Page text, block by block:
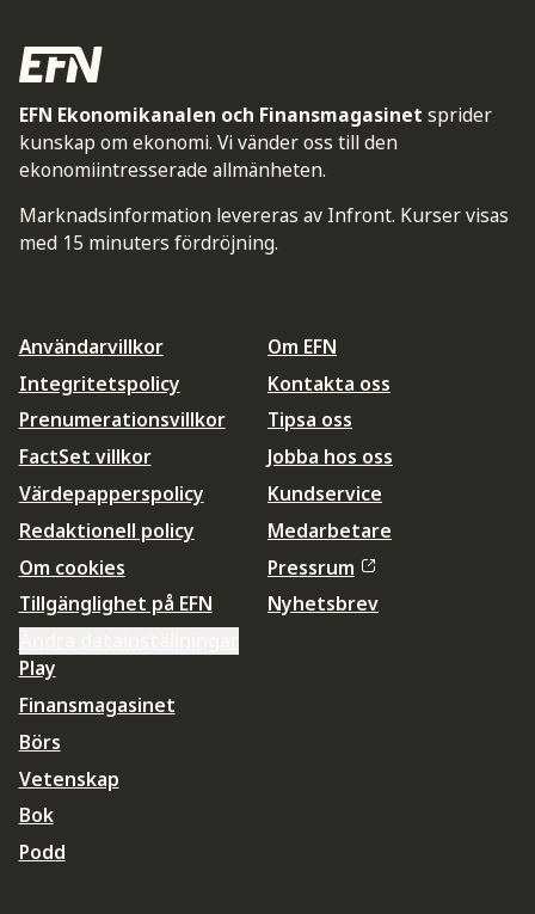
EFN Ekonomikanalen och Finansmagasinet sprider
kunskap om ekonomi. Vi vänder oss till den
ekonomiintresserade allmänheten.
Marknadsinformation levereras av Infront. Kurser visas
med 15 minuters fördröjning.
Användarvillkor
Integritetspolicy
Prenumerationsvillkor
FactSet villkor
Värdepapperspolicy
Redaktionell policy
Om cookies
Tillgänglighet på EFN
Om EFN
Kontakta oss
Tipsa oss
Jobba hos oss
Kundservice
Medarbetare
Pressrum
Nyhetsbrev
Play
Finansmagasinet
Börs
Vetenskap
Bok
Podd